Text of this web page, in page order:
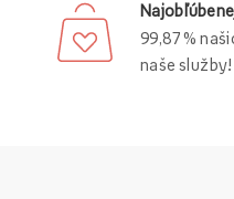
99,87 %
naše